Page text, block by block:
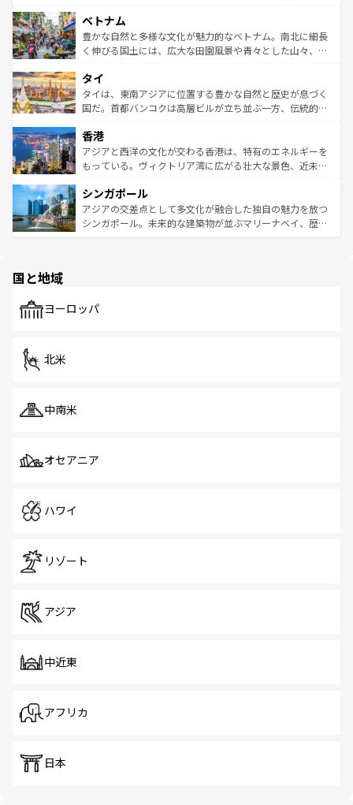
参照してほしい。
容にもいいと評判のスイーツなど、バラエティ豊かな料理
が味わえる。 なお、新着の台湾情報は コンテンツ一覧を参
照してほしい。
き、地方に足を延ばせば四季折々の自然美を楽しむことが
できる。そして、キムチや焼肉、絶品のストリートフード
まで、さまざまな韓国料理が待っている。夜には、韓国な
リティに包まれながら、韓国の多彩な魅力を心ゆくまで味
わってみてほしい。 なお、新着の韓国情報はコンテンツ一
覧を参照してほしい。
ベトナム
豊かな自然と多様な文化が魅力的なベトナム。南北に細長
く伸びる国土には、広大な田園風景や青々とした山々、世
急速な発展と共に伝統が息づく。ハノイの古い町並みやホ
ーチミン市のフランス統治時代の建物も、独特の雰囲気を
醸し出している。また、バラエティの豊かさとおいしさで
とつ。フォーやバインミー、ベトナムコーヒーなどは、ぜ
ひ現地で味わいたい。どの地域を訪れてもあたたかい人々
が旅行者を迎えてくれるので、きっと忘れられない旅にな
参照してほしい。
タイ
タイは、東南アジアに位置する豊かな自然と歴史が息づく
国だ。首都バンコクは高層ビルが立ち並ぶ一方、伝統的な
の活気が交差している。北部ではチェンマイなどの山岳地
帯で自然と触れ合い、南部ではプーケットやクラビの美し
いビーチでリゾート気分を楽しむことができる。タイ料理
激する。気候は一年中温暖で、どの季節にも異なる楽しみ
が待っている。親しみやすいタイの人々、仏教を中心とし
た文化、そして多様な観光資源が、訪れる旅人を魅了し続
香港
アジアと西洋の文化が交わる香港は、特有のエネルギーを
もっている。ヴィクトリア湾に広がる壮大な景色、近未来
み、どこを訪れても感動するはず。観光スポットが密集し
ており、効率よく見どころを回れるのも魅力。息をのむよ
うな絶景から文化的な体験まで、香港を存分に楽しみ尽く
シンガポール
アジアの交差点として多文化が融合した独自の魅力を放つ
シンガポール。未来的な建築物が並ぶマリーナベイ、歴史
で、ホーカーズは地元の風情を楽しめる外せないスポット
国と地域
ヨーロッパ
北米
中南米
オセアニア
ハワイ
リゾート
アジア
中近東
アフリカ
日本